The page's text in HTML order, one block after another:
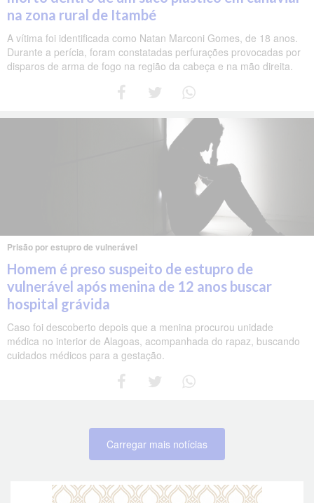
na zona rural de Itambé
A vítima foi identificada como Natan Marconi Gomes, de 18 anos.
Durante a perícia, foram constatadas perfurações provocadas por
disparos de arma de fogo na região da cabeça e na mão direita.
Prisão por estupro de vulnerável
Homem é preso suspeito de estupro de
vulnerável após menina de 12 anos buscar
hospital grávida
Caso foi descoberto depois que a menina procurou unidade
médica no interior de Alagoas, acompanhada do rapaz, buscando
cuidados médicos para a gestação.
Carregar mais notícias